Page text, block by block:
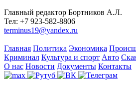
Главный редактор Бортников А.Л.
Тел: +7 923-582-8806
terminus19@yandex.ru
Главная Политика Экономика
Криминал Культура и спорт Авто
О нас Новости Документы Контакты